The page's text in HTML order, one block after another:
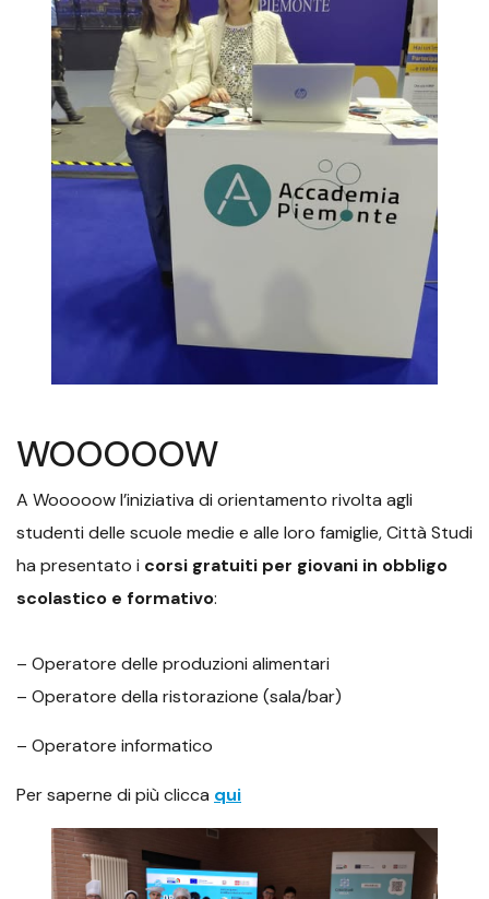
WOOOOOW
A Wooooow l’iniziativa di orientamento rivolta agli
studenti delle scuole medie e alle loro famiglie, Città Studi
ha presentato i corsi gratuiti per giovani in obbligo
scolastico e formativo:
– Operatore delle produzioni alimentari
– Operatore della ristorazione (sala/bar)
– Operatore informatico
Per saperne di più clicca qui